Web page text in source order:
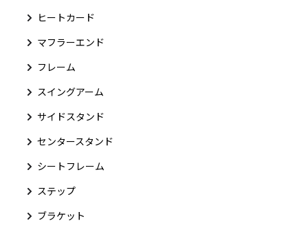
ヒートカード
マフラーエンド
フレーム
スイングアーム
サイドスタンド
センタースタンド
シートフレーム
ステップ
ブラケット